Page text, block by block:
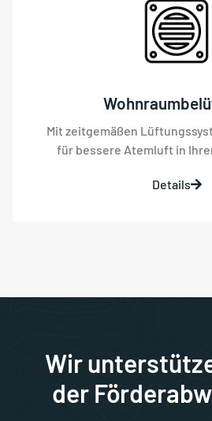
Mit zeitgemäßen
für bessere Atemluft in
Details
Wir
der